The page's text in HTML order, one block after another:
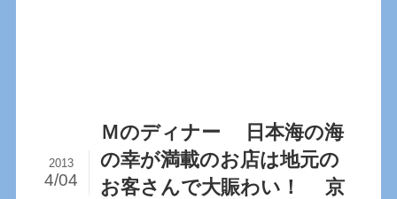
Ｍのディナー 日本海の海
の幸が満載のお店は地元の
お客さんで大賑わい！ 京
2013
4/04